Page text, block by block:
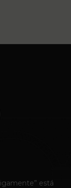
está